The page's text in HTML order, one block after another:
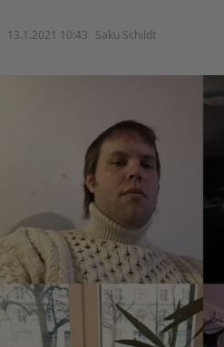
13.1.2021 10:43 Saku Schildt